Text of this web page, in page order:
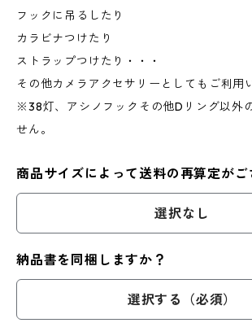
フックに吊るしたり
カラビナつけたり
ストラップつけたり・・・
その他カメラアクセサリーとしてもご利用
※38灯、アシノフックその他Dリング以外
せん。
商品サイズによって送料の再算定がご
選択なし
納品書を同梱しますか？
選択する（必須）